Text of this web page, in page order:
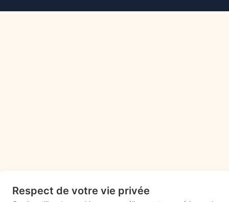
Respect de votre vie privée